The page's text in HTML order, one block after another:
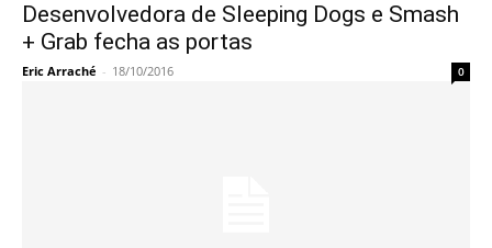
Desenvolvedora de Sleeping Dogs e Smash
+ Grab fecha as portas
Eric Arraché - 18/10/2016 0